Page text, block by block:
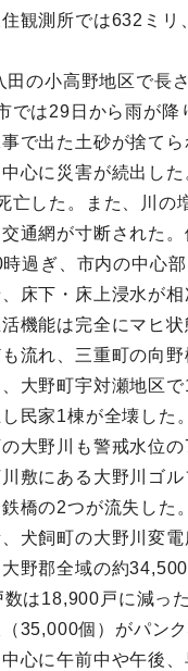
観測所では632ミ
の小高野地区で長
では29日から雨が
で出た土砂が捨て
心に災害が続出し
亡した。また、川
通網が寸断された
過ぎ、市内の中心
床下・床上浸水が
機能は完全にマヒ
流れ、三重町の向
大野町宇対瀬地区
民家1棟が全壊し
大野川も警戒水位
敷にある大野川ゴ
橋の2つが流失し
犬飼町の大野川変
野郡全域の約
は18,900戸に減っ
35,000個）がパン
心に午前中や午後